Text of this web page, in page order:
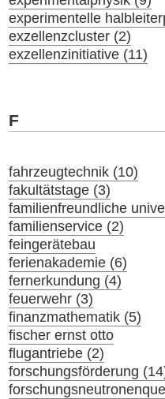
experimentelle
exzellenzcluster (2)
exzellenzinitiative (11)
F
fahrzeugtechnik (10)
fakultätstage (3)
familienfreundliche
familienservice (2)
feingerätebau
ferienakademie (6)
fernerkundung (4)
feuerwehr (3)
finanzmathematik (5)
fischer ernst otto
flugantriebe (2)
forschungsförderung